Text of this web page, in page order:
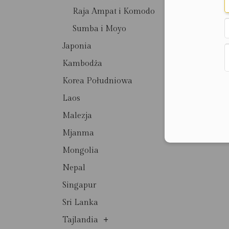
Raja Ampat i Komodo
Sumba i Moyo
Japonia
Kambodża
Korea Południowa
Laos
Malezja
Mjanma
Mongolia
Nepal
Singapur
Sri Lanka
Tajlandia
+